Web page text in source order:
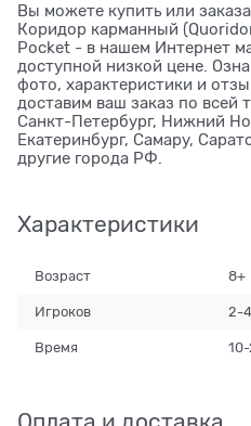
Вы можете купить или
Коридор карманный
Pocket - в нашем Интернет
доступной низкой цене.
фото, характеристики и
доставим ваш заказ по всей
Санкт-Петербург, Нижний
Екатеринбург, Самару,
другие города РФ.
Характеристики
Возраст 8+
Игроков 2-4
Время